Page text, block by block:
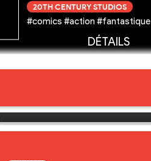
20TH CENTURY STUDIOS
#comics #action #fantastique
DÉTAILS